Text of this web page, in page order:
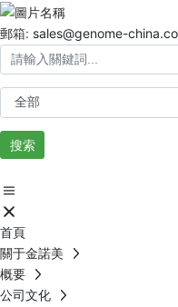
郵箱: sales@genome-
搜索
首頁
關于金諾美
概要
公司文化